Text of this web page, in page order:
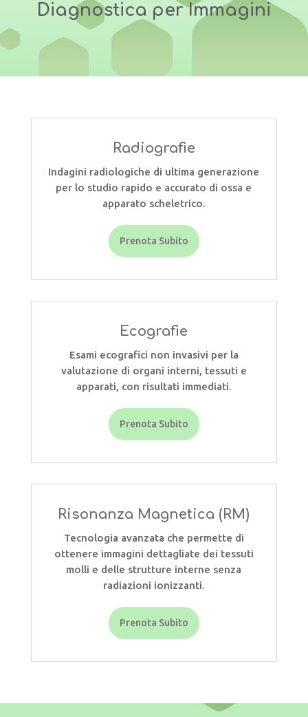
Diagnostica per Immagini
Radiografie
Indagini radiologiche di ultima generazione
per lo studio rapido e accurato di ossa e
apparato scheletrico.
Prenota Subito
Ecografie
Esami ecografici non invasivi per la
valutazione di organi interni, tessuti e
apparati, con risultati immediati.
Prenota Subito
Risonanza Magnetica (RM)
Tecnologia avanzata che permette di
ottenere immagini dettagliate dei tessuti
molli e delle strutture interne senza
radiazioni ionizzanti.
Prenota Subito